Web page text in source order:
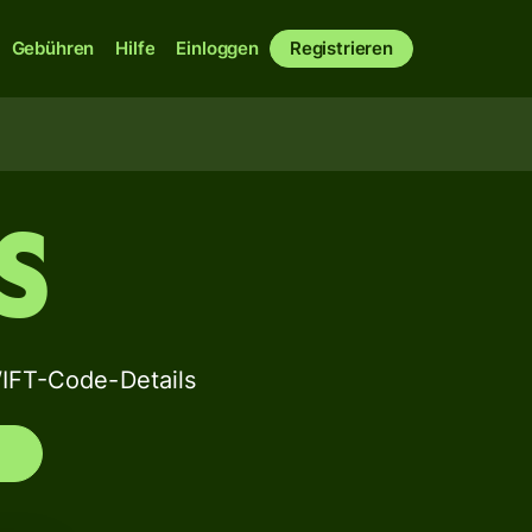
Gebühren Hilfe Einloggen Registrieren
Code-Details